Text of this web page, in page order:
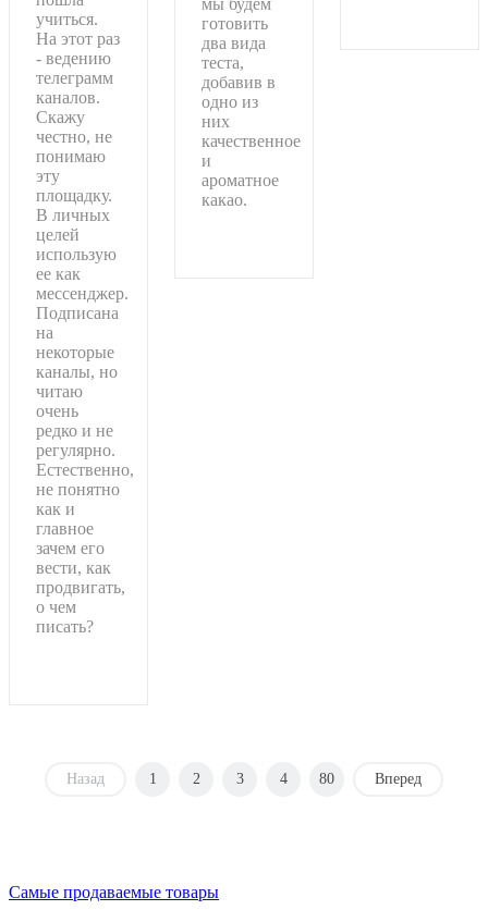
учиться.
На этот раз
- ведению
телеграмм
каналов.
Скажу
честно, не
понимаю
эту
площадку.
В личных
целей
использую
ее как
мессенджер.
Подписана
на
некоторые
каналы, но
читаю
очень
редко и не
регулярно.
Естественно,
не понятно
как и
главное
зачем его
вести, как
продвигать,
о чем
писать?
мы будем
готовить
два вида
теста,
добавив в
одно из
них
качественное
и
ароматное
какао.
Назад 1 2 3 4 80 Вперед
Самые продаваемые товары